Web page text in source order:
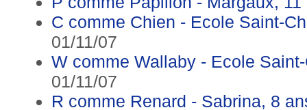
C comme Chien - Ecole Saint-
01/11/07
W comme Wallaby - Ecole
01/11/07
R comme Renard - Sabrina, 8